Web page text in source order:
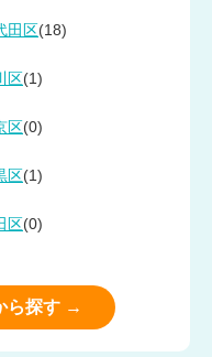
田区 (18)
区(1)
区(0)
区(1)
区 (0)
ら探す →